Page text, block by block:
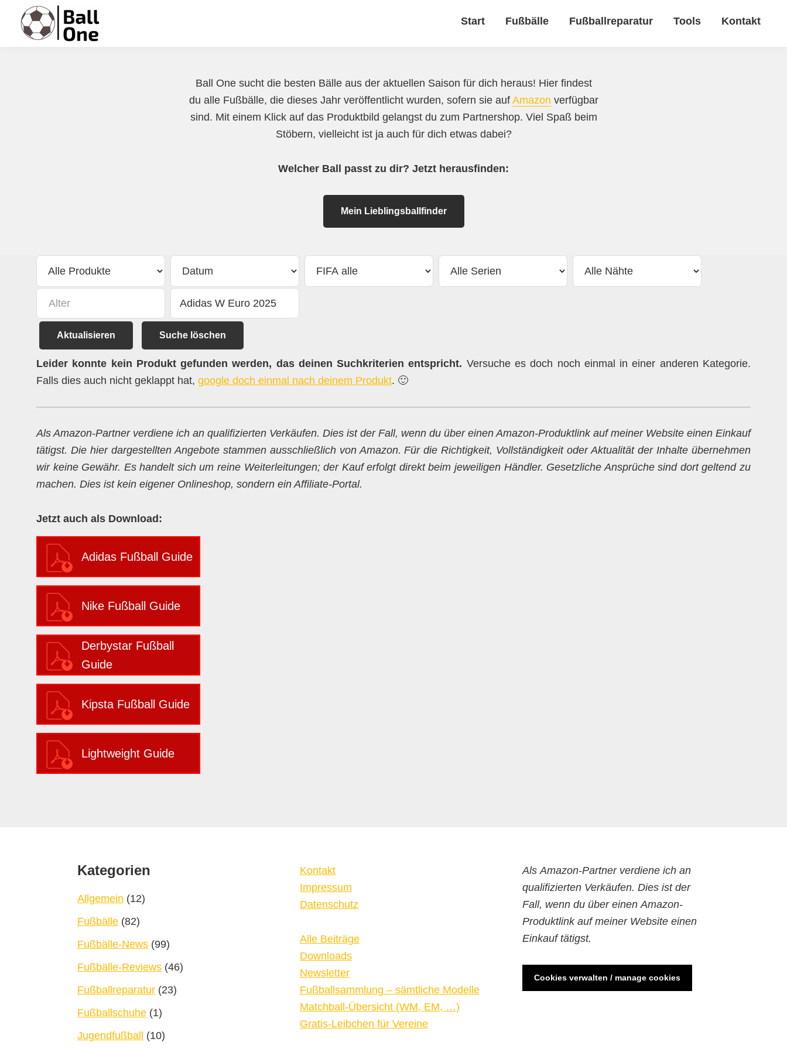
Hauptnavigation
springen
Inhalt
springen
Fußzeile
springen
Start Fußbälle Fußballreparatur Tools Kontakt
Ball One sucht die besten Bälle aus der aktuellen Saison für dich heraus! Hier findest
du alle Fußbälle, die dieses Jahr veröffentlicht wurden, sofern sie auf Amazon verfügbar
sind. Mit einem Klick auf das Produktbild gelangst du zum Partnershop. Viel Spaß beim
Stöbern, vielleicht ist ja auch für dich etwas dabei?
Welcher Ball passt zu dir? Jetzt herausfinden:
Mein Lieblingsballfinder
Aktualisieren Suche löschen
Leider konnte kein Produkt gefunden werden, das deinen Suchkriterien entspricht. Versuche es doch noch einmal in einer anderen Kategorie.
Falls dies auch nicht geklappt hat, google doch einmal nach deinem Produkt. 🙂
Als Amazon-Partner verdiene ich an qualifizierten Verkäufen. Dies ist der Fall, wenn du über einen Amazon-Produktlink auf meiner Website einen Einkauf
tätigst. Die hier dargestellten Angebote stammen ausschließlich von Amazon. Für die Richtigkeit, Vollständigkeit oder Aktualität der Inhalte übernehmen
wir keine Gewähr. Es handelt sich um reine Weiterleitungen; der Kauf erfolgt direkt beim jeweiligen Händler. Gesetzliche Ansprüche sind dort geltend zu
machen. Dies ist kein eigener Onlineshop, sondern ein Affiliate-Portal.
Jetzt auch als Download:
Adidas Fußball Guide
Nike Fußball Guide
Derbystar Fußball
Guide
Kipsta Fußball Guide
Lightweight Guide
Kategorien
Allgemein (12)
Fußbälle (82)
Fußbälle-News (99)
Fußbälle-Reviews (46)
Fußballreparatur (23)
Fußballschuhe (1)
Jugendfußball
(10)
Kontakt
Impressum
Datenschutz
Alle Beiträge
Downloads
Newsletter
Fußballsammlung – sämtliche Modelle
Matchball-Übersicht (WM, EM, …)
Gratis-Leibchen für Vereine
Als Amazon-Partner verdiene ich an
qualifizierten Verkäufen. Dies ist der
Fall, wenn du über einen Amazon-
Produktlink auf meiner Website einen
Einkauf tätigst.
Cookies verwalten / manage cookies